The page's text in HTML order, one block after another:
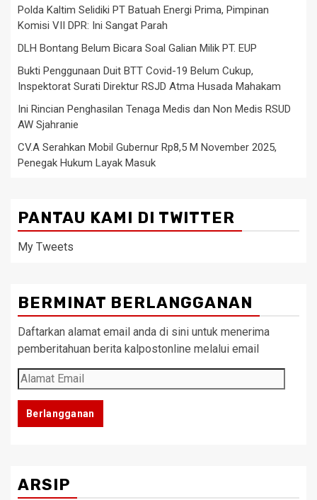
Polda Kaltim Selidiki PT Batuah Energi Prima, Pimpinan
Komisi VII DPR: Ini Sangat Parah
DLH Bontang Belum Bicara Soal Galian Milik PT. EUP
Bukti Penggunaan Duit BTT Covid-19 Belum Cukup,
Inspektorat Surati Direktur RSJD Atma Husada Mahakam
Ini Rincian Penghasilan Tenaga Medis dan Non Medis RSUD
AW Sjahranie
CV.A Serahkan Mobil Gubernur Rp8,5 M November 2025,
Penegak Hukum Layak Masuk
PANTAU KAMI DI TWITTER
My Tweets
BERMINAT BERLANGGANAN
Daftarkan alamat email anda di sini untuk menerima
pemberitahuan berita kalpostonline melalui email
Alamat
Email
Berlangganan
ARSIP